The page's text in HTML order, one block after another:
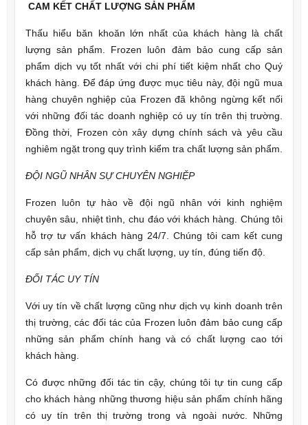
CAM KẾT CHẤT LƯỢNG SẢN PHẨM
Thấu hiểu băn khoăn lớn nhất của khách hàng là chất
lượng sản phẩm. Frozen luôn đảm bảo cung cấp sản
phẩm dịch vụ tốt nhất với chi phí tiết kiệm nhất cho Quý
khách hàng. Để đáp ứng được mục tiêu này, đội ngũ mua
hàng chuyên nghiệp của Frozen đã không ngừng kết nối
với những đối tác doanh nghiệp có uy tín trên thị trường.
Đồng thời, Frozen còn xây dựng chính sách và yêu cầu
nghiêm ngặt trong quy trình kiểm tra chất lượng sản phẩm.
ĐỘI NGŨ NHÂN SỰ CHUYÊN NGHIỆP
Frozen luôn tự hào về đội ngũ nhân với kinh nghiệm
chuyên sâu, nhiệt tình, chu đáo với khách hàng. Chúng tôi
hỗ trợ tư vấn khách hàng 24/7. Chúng tôi cam kết cung
cấp sản phẩm, dịch vụ chất lượng, uy tín, đúng tiến độ.
ĐỐI TÁC UY TÍN
Với uy tín về chất lượng cũng như dịch vụ kinh doanh trên
thị trường, các đối tác của Frozen luôn đảm bảo cung cấp
những sản phẩm chính hang và có chất lượng cao tới
khách hàng.
Có được những đối tác tin cậy, chúng tôi tự tin cung cấp
cho khách hàng những thương hiệu sản phẩm chính hãng
có uy tín trên thị trường trong và ngoài nước. Những